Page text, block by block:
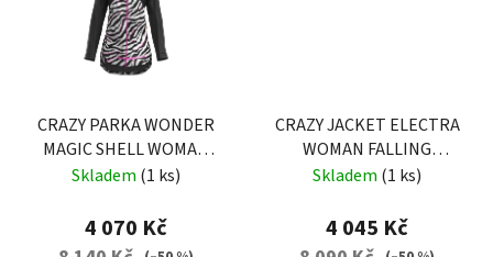
CRAZY PARKA WONDER
MAGIC SHELL WOMAN
BLACK-ZEBRA
Skladem (1 ks)
4 070 Kč
CRAZY JACKET ELECTRA
WOMAN FALLING
FLOWER
Skladem (1 ks)
4 045 Kč